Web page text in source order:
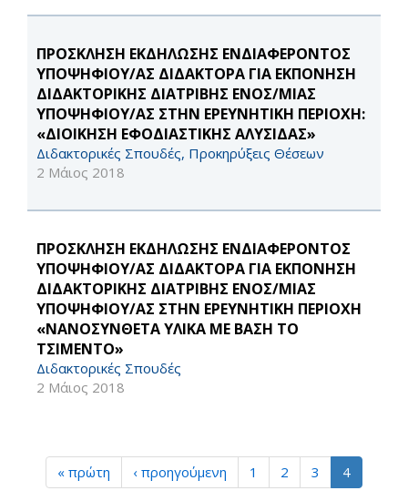
ΠΡΟΣΚΛΗΣΗ ΕΚΔΗΛΩΣΗΣ ΕΝΔΙΑΦΕΡΟΝΤΟΣ
ΥΠΟΨΗΦΙΟΥ/ΑΣ ΔΙΔΑΚΤΟΡΑ ΓΙΑ ΕΚΠΌΝΗΣΗ
ΔΙΔΑΚΤΟΡΙΚΉΣ ΔΙΑΤΡΙΒΉΣ ΕΝΌΣ/ΜΊΑΣ
ΥΠΟΨΗΦΊΟΥ/ΑΣ ΣΤΗΝ ΕΡΕΥΝΗΤΙΚΉ ΠΕΡΙΟΧΉ:
«ΔΙΟΊΚΗΣΗ ΕΦΟΔΙΑΣΤΙΚΉΣ ΑΛΥΣΊΔΑΣ»
Διδακτορικές Σπουδές, Προκηρύξεις Θέσεων
2 Μάιος 2018
ΠΡΟΣΚΛΗΣΗ ΕΚΔΗΛΩΣΗΣ ΕΝΔΙΑΦΕΡΟΝΤΟΣ
ΥΠΟΨΗΦΙΟΥ/ΑΣ ΔΙΔΑΚΤΟΡΑ ΓΙΑ ΕΚΠΌΝΗΣΗ
ΔΙΔΑΚΤΟΡΙΚΗΣ ΔΙΑΤΡΙΒΗΣ ΕΝΟΣ/ΜΙΑΣ
ΥΠΟΨΗΦΊΟΥ/ΑΣ ΣΤΗΝ ΕΡΕΥΝΗΤΙΚΗ ΠΕΡΙΟΧΗ
«ΝΑΝΟΣΥΝΘΕΤΑ ΥΛΙΚΑ ΜΕ ΒΑΣΗ ΤΟ
ΤΣΙΜΕΝΤΟ»
Διδακτορικές Σπουδές
2 Μάιος 2018
« πρώτη ‹ προηγούμενη 1 2 3 4